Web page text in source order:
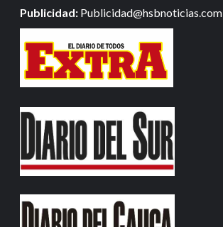
Publicidad: Publicidad@hsbnoticias.com